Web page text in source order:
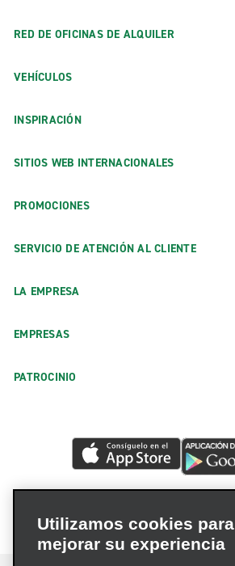
RED DE OFICINAS DE ALQUILER
VEHÍCULOS
INSPIRACIÓN
SITIOS WEB INTERNACIONALES
PROMOCIONES
SERVICIO DE ATENCIÓN AL CLIENTE
LA EMPRESA
EMPRESAS
PATROCINIO
Utilizamos cookies para
mejorar su experiencia